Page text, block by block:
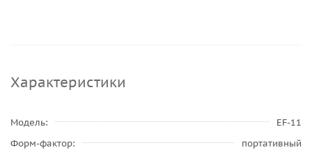
Характеристики
Модель
EF-11
Форм-фактор
портативный